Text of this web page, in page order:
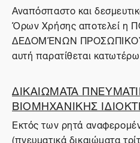
Αναπόσπαστο και
Όρων Χρήσης αποτελεί η
ΔΕΔΟΜΈΝΩΝ
αυτή παρατίθεται
ΔΙΚΑΙΩΜΑΤΑ
ΒΙΟΜΗΧΑΝΙΚΗΣ
Εκτός των ρητά
(πνευματικά δικαιώματα